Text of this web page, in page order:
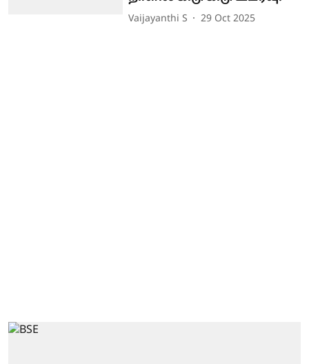
Vaijayanthi S 29 Oct 2025